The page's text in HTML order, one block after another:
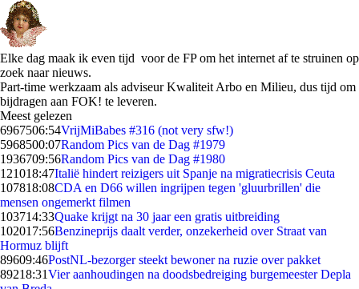
Elke dag maak ik even tijd voor de FP om het internet af te struinen op
zoek naar nieuws.
Part-time werkzaam als adviseur Kwaliteit Arbo en Milieu, dus tijd om
bijdragen aan FOK! te leveren.
Meest gelezen
6967506:54VrijMiBabes #316 (not very sfw!)
5968500:07Random Pics van de Dag #1979
1936709:56Random Pics van de Dag #1980
121018:47Italië hindert reizigers uit Spanje na migratiecrisis Ceuta
107818:08CDA en D66 willen ingrijpen tegen 'gluurbrillen' die
mensen ongemerkt filmen
103714:33Quake krijgt na 30 jaar een gratis uitbreiding
102017:56Benzineprijs daalt verder, onzekerheid over Straat van
Hormuz blijft
89609:46PostNL-bezorger steekt bewoner na ruzie over pakket
89218:31Vier aanhoudingen na doodsbedreiging burgemeester Depla